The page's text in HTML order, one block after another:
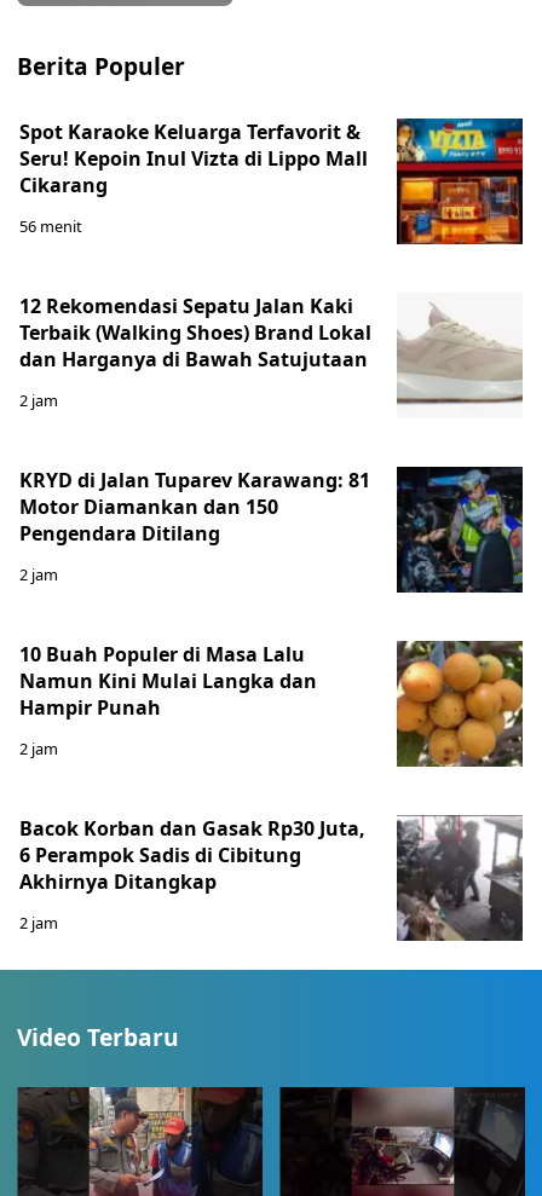
Berita Populer
Spot Karaoke Keluarga Terfavorit &
Seru! Kepoin Inul Vizta di Lippo Mall
Cikarang
56 menit
12 Rekomendasi Sepatu Jalan Kaki
Terbaik (Walking Shoes) Brand Lokal
dan Harganya di Bawah Satujutaan
2 jam
KRYD di Jalan Tuparev Karawang: 81
Motor Diamankan dan 150
Pengendara Ditilang
2 jam
10 Buah Populer di Masa Lalu
Namun Kini Mulai Langka dan
Hampir Punah
2 jam
Bacok Korban dan Gasak Rp30 Juta,
6 Perampok Sadis di Cibitung
Akhirnya Ditangkap
2 jam
Video Terbaru